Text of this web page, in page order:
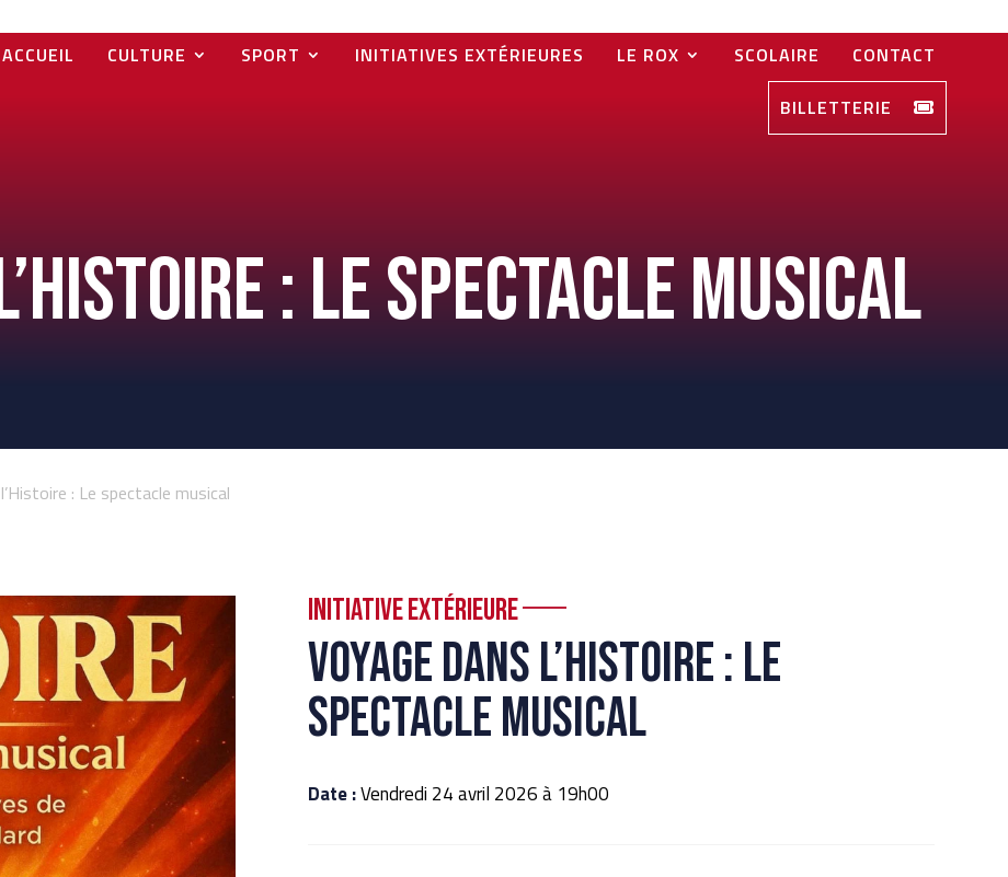
ACCUEIL CULTURE SPORT INITIATIVES EXTÉRIEURES LE ROX SCOLAIRE
CONTACT
BILLETTERIE
: Le spectacle musical
: Le spectacle musical
Initiative extérieure
Voyage dans l’Histoire : Le
spectacle musical
Date :Vendredi 24 avril 2026 à 19h00